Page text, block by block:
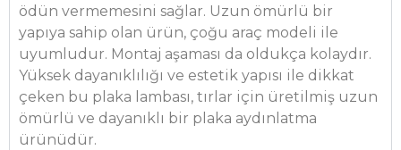
ödün vermemesini sağlar. Uzun ömürlü bir
yapıya sahip olan ürün, çoğu araç modeli ile
uyumludur. Montaj aşaması da oldukça kolaydır.
Yüksek dayanıklılığı ve estetik yapısı ile dikkat
çeken bu plaka lambası, tırlar için üretilmiş uzun
ömürlü ve dayanıklı bir plaka aydınlatma
ürünüdür.